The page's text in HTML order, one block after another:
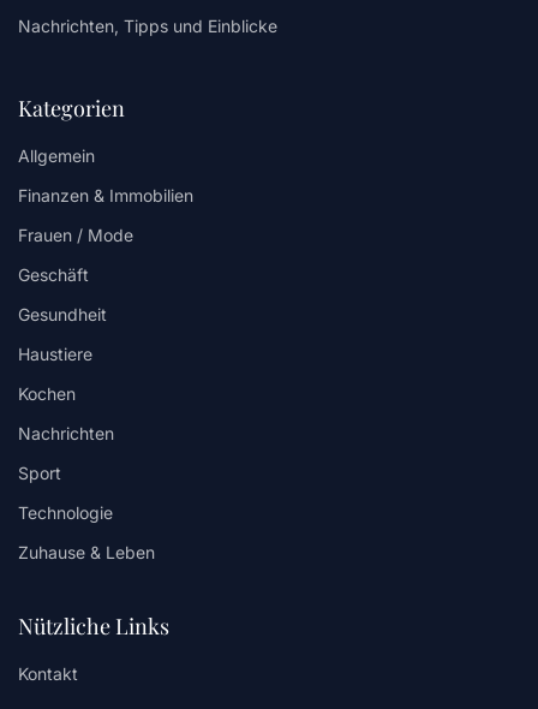
Nachrichten, Tipps und Einblicke
Kategorien
Allgemein
Finanzen & Immobilien
Frauen / Mode
Geschäft
Gesundheit
Haustiere
Kochen
Nachrichten
Sport
Technologie
Zuhause & Leben
Nützliche Links
Kontakt